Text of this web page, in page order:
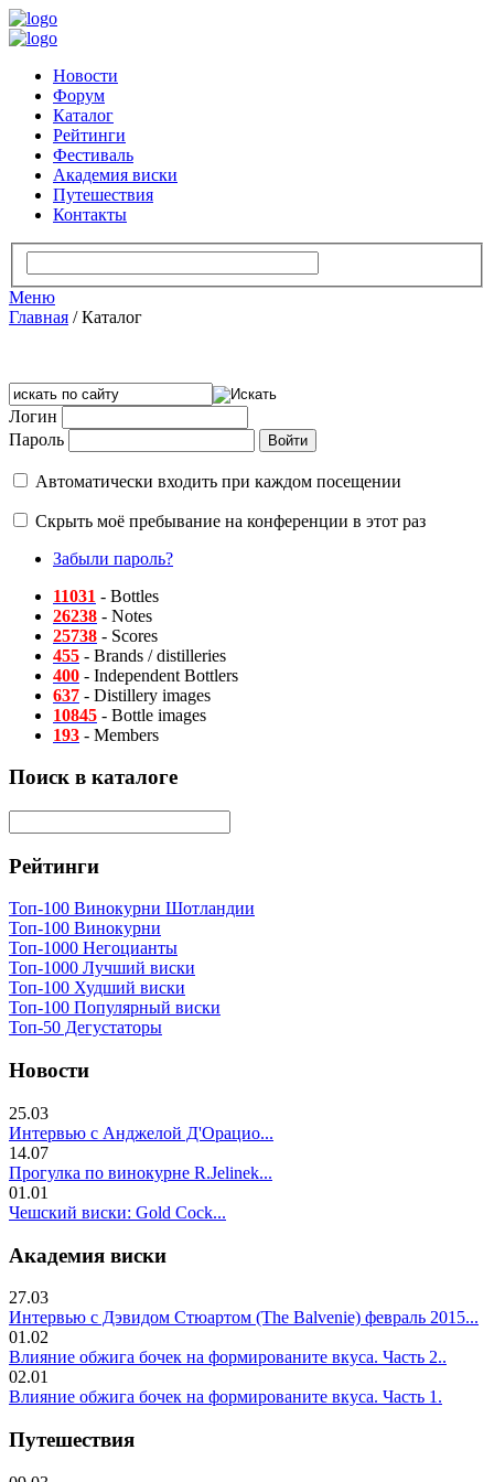
Новости
Форум
Каталог
Рейтинги
Фестиваль
Академия виски
Путешествия
Контакты
Меню
Главная /Каталог
Логин
Пароль
Автоматически входить при каждом посещении
Скрыть моё пребывание на конференции в этот раз
Забыли пароль?
11031 - Bottles
26238 - Notes
25738 - Scores
455 - Brands / distilleries
400 - Independent Bottlers
637 - Distillery images
10845 - Bottle images
193 - Members
Поиск в каталоге
Рейтинги
Топ-100 Винокурни Шотландии
Топ-100 Винокурни
Топ-1000 Негоцианты
Топ-1000 Лучший виски
Топ-100 Худший виски
Топ-100 Популярный виски
Топ-50 Дегустаторы
Новости
25.03
Интервью с Анджелой Д'Орацио...
14.07
Прогулка по винокурне R.Jelinek...
01.01
Чешский виски: Gold Cock...
Академия виски
27.03
Интервью с Дэвидом Стюартом (The Balvenie) февраль 2015...
01.02
Влияние обжига бочек на формированите вкуса. Часть 2..
02.01
Влияние обжига бочек на формированите вкуса. Часть 1.
Путешествия